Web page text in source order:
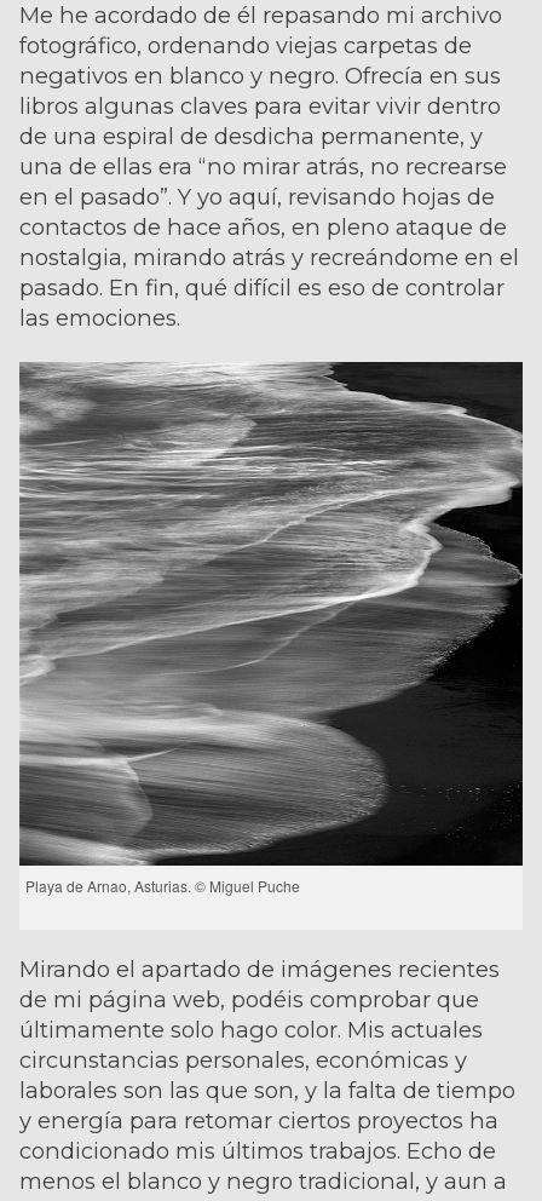
Me he acordado de él repasando mi archivo
fotográfico, ordenando viejas carpetas de
negativos en blanco y negro. Ofrecía en sus
libros algunas claves para evitar vivir dentro
de una espiral de desdicha permanente, y
una de ellas era “no mirar atrás, no recrearse
en el pasado”. Y yo aquí, revisando hojas de
contactos de hace años, en pleno ataque de
nostalgia, mirando atrás y recreándome en el
pasado. En fin, qué difícil es eso de controlar
las emociones.
Playa de Arnao, Asturias. © Miguel Puche
Mirando el apartado de imágenes recientes
de mi página web, podéis comprobar que
últimamente solo hago color. Mis actuales
circunstancias personales, económicas y
laborales son las que son, y la falta de tiempo
y energía para retomar ciertos proyectos ha
condicionado mis últimos trabajos. Echo de
menos el blanco y negro tradicional, y aun a